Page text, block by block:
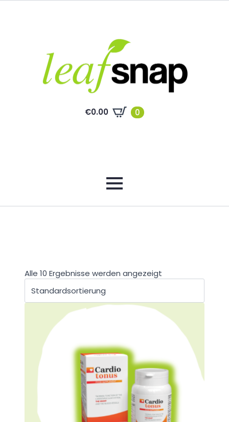
€0.00 0
Alle 10 Ergebnisse werden angezeigt